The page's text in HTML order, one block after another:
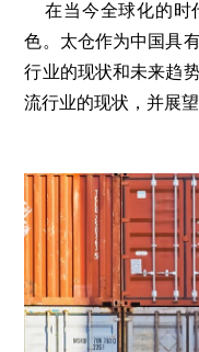
在当今全球化的时
色。太仓作为中国具
行业的现状和未来趋
流行业的现状，并展望